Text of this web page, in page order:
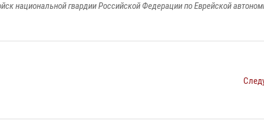
национальной гвардии Российской Федерации по Еврейской